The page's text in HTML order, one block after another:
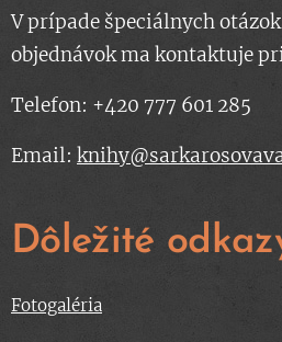
V prípade špeciálnych
objednávok ma kontaktuje
Telefon: +420 777 601 285
Email:
Dôležité
Fotogaléria